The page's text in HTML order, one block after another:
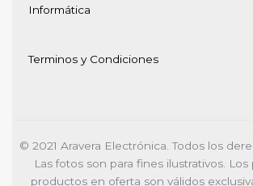
Informática
Terminos y Condiciones
© 2021 Aravera Electrónica. Todos los
Las fotos son para fines ilustrativos.
productos en oferta son válidos